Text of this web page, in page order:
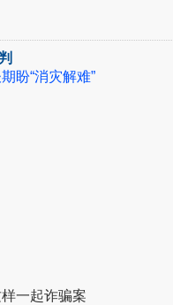
期盼“消灾解难”
一起诈骗案